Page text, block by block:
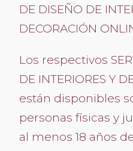
DE DISEÑO DE
DECORACIÓN
Los respectivos
DE INTERIORES Y
están disponibles
personas físicas y
al menos 18 años